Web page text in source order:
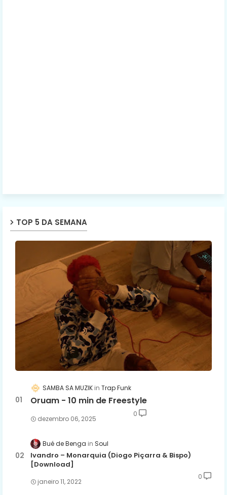
TOP 5 DA SEMANA
SAMBA SA MUZIK Trap Funk
Oruam - 10 min de Freestyle
dezembro 06, 2025
0
Bué de Benga Soul
Ivandro – Monarquia (Diogo Piçarra & Bispo)
[Download]
janeiro 11, 2022
0